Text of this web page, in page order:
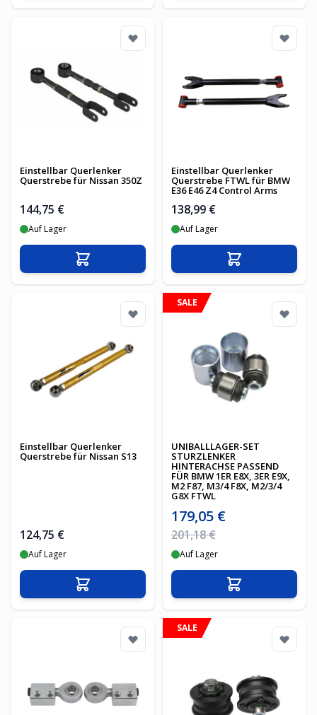
Einstellbar Querlenker
Querstrebe für Nissan 350Z
144,75 €
Auf Lager
In den Warenkorb
Einstellbar Querlenker
Querstrebe FTWL für BMW
E36 E46 Z4 Control Arms
138,99 €
Auf Lager
In den
Einstellbar Querlenker
Querstrebe für Nissan S13
124,75 €
Auf Lager
In den Warenkorb
SALE
UNIBALLLAGER-SET
STURZLENKER
HINTERACHSE PASSEND
FÜR BMW 1ER E8X, 3ER E9X,
M2 F87, M3/4 F8X, M2/3/4
G8X FTWL
Sonderpreis
179,05 €
Regulärer Preis
201,18 €
Auf Lager
In den
SALE